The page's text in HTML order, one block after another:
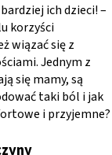
ich dzieci! –
korzyści
wiązać się z
Jednym z
się mamy, są
taki ból i jak
i przyjemne?